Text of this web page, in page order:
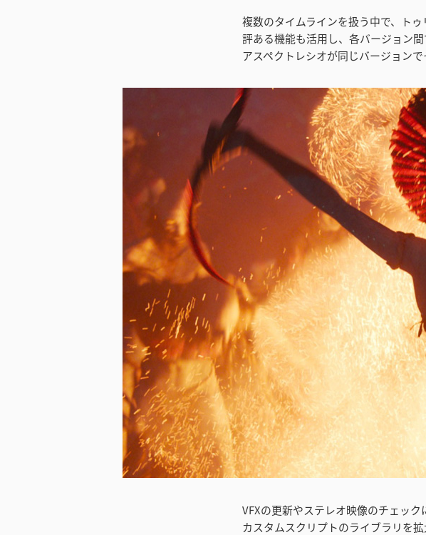
複数のタイムラインを扱う中で、ト
評ある機能も活用し、各バージョン
アスペクトレシオが同じバージョンで
VFXの更新やステレオ映像のチェッ
カスタムスクリプトのライブラリを